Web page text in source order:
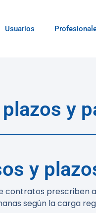
Usuarios
y
y
contratos prescriben
según la carga